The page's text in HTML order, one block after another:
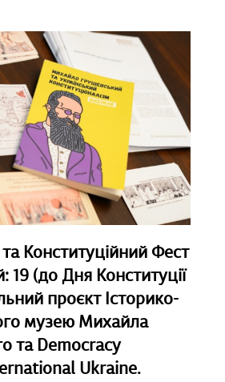
та Конституційний Фест
19 (до Дня Конституції
проєкт Історико-
музею Михайла
та Democracy
Ukraine.